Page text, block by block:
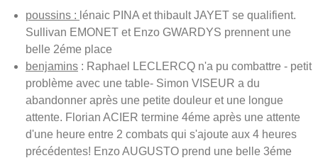
poussins : lénaic PINA et thibault JAYET se qualifient.
Sullivan EMONET et Enzo GWARDYS prennent une
belle 2éme place
benjamins : Raphael LECLERCQ n'a pu combattre - petit
problème avec une table- Simon VISEUR a du
abandonner après une petite douleur et une longue
attente. Florian ACIER termine 4éme après une attente
d'une heure entre 2 combats qui s'ajoute aux 4 heures
précédentes! Enzo AUGUSTO prend une belle 3éme